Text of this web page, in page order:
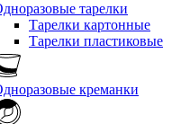
тарелки
Тарелки картонные
Тарелки пластиковые
креманки